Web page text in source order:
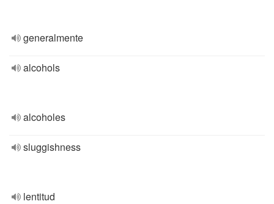
generalmente
alcohols
alcoholes
sluggishness
lentitud